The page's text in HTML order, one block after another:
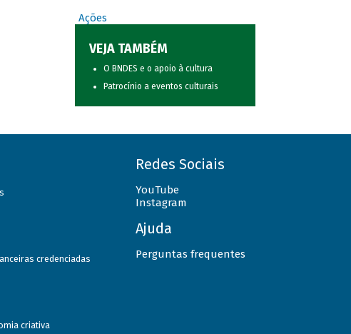
Ações
VEJA TAMBÉM
O BNDES e o apoio à cultura
Patrocínio a eventos culturais
credenciadas
criativa
Redes Sociais
YouTube
Instagram
Ajuda
Perguntas frequentes